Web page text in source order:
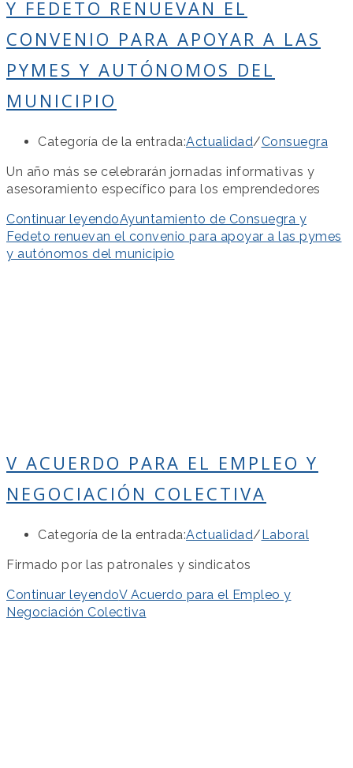
Y FEDETO RENUEVAN EL
CONVENIO PARA APOYAR A LAS
PYMES Y AUTÓNOMOS DEL
MUNICIPIO
Categoría de la entrada:Actualidad/Consuegra
Un año más se celebrarán jornadas informativas y
asesoramiento específico para los emprendedores
Continuar leyendoAyuntamiento de Consuegra y
Fedeto renuevan el convenio para apoyar a las pymes
y autónomos del municipio
V ACUERDO PARA EL EMPLEO Y
NEGOCIACIÓN COLECTIVA
Categoría de la entrada:Actualidad/Laboral
Firmado por las patronales y sindicatos
Continuar leyendoV Acuerdo para el Empleo y
Negociación Colectiva